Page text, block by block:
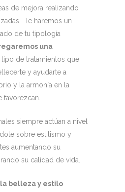
de mejora realizando
Te haremos un
de tu tipología
una
de tratamientos que
y ayudarte a
y la armonía en la
favorezcan.
siempre actúan a nivel
sobre estilismo y
aumentando su
su calidad de vida.
la belleza y estilo